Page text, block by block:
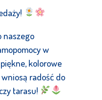
naszego
w
kolorowe
radość do
tarasu!